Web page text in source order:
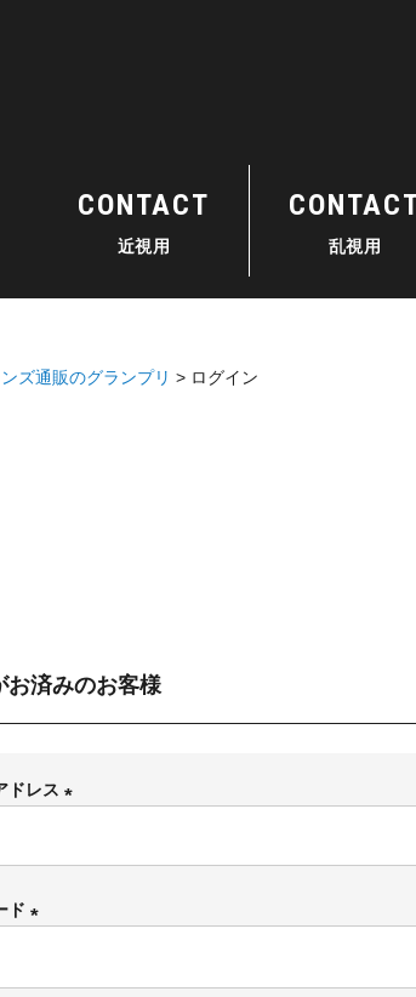
CONTACT
近視用 乱視用
ズ通販のグランプリ ログイン
お済みのお客様
ドレス
必
)
ド